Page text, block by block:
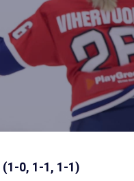
(1-0, 1-1, 1-1)